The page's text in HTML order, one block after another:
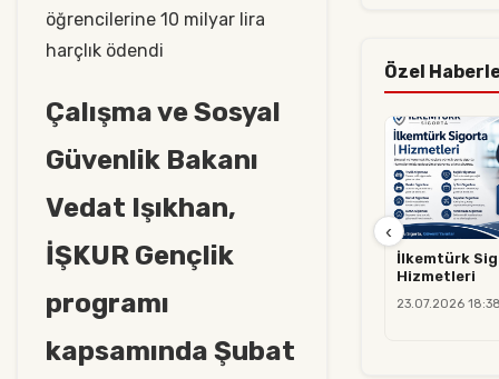
öğrencilerine 10 milyar lira
harçlık ödendi
Çalışma ve Sosyal
Güvenlik Bakanı
Vedat Işıkhan,
İŞKUR Gençlik
programı
kapsamında Şubat
Özel
İlkemtürk
Hizmetleri
23.07.2026
‹